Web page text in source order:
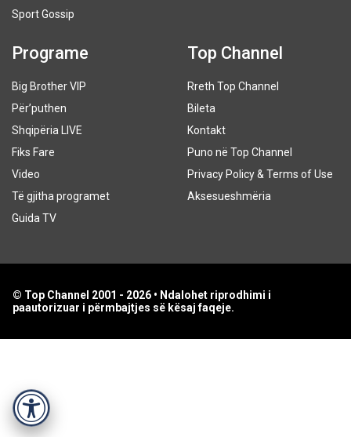
Accessibility
Sport Gossip
Programe
Big Brother VIP
Për’puthen
Shqipëria LIVE
Fiks Fare
Video
Të gjitha programet
Guida TV
Top Channel
Rreth Top Channel
Bileta
Kontakt
Puno në Top Channel
Privacy Policy & Terms of Use
Aksesueshmëria
© Top Channel 2001 - 2026 • Ndalohet riprodhimi i
paautorizuar i përmbajtjes së kësaj faqeje.